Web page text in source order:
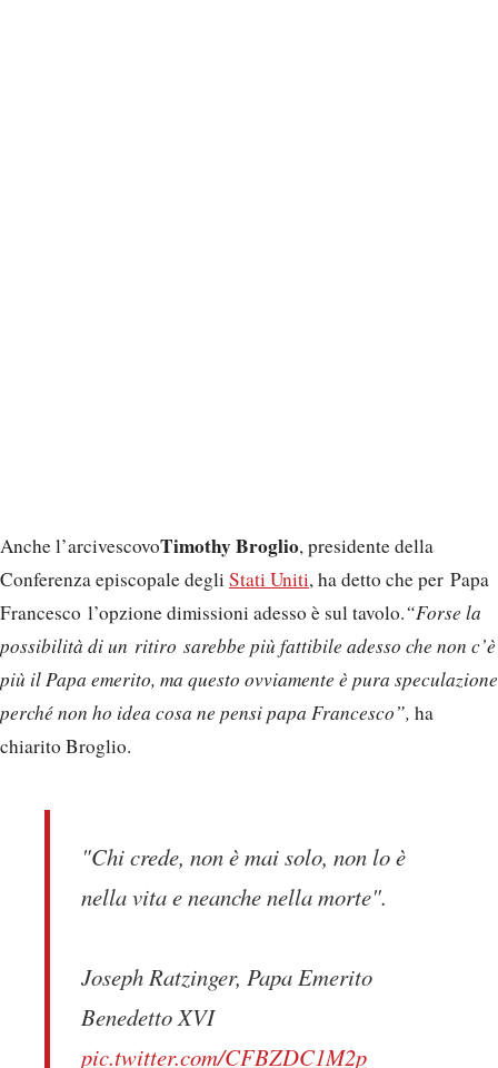
Anche l’arcivescovoTimothy Broglio, presidente della
Conferenza episcopale degli Stati Uniti, ha detto che per Papa
Francesco l’opzione dimissioni adesso è sul tavolo.“Forse la
possibilità di un ritiro sarebbe più fattibile adesso che non c’è
più il Papa emerito, ma questo ovviamente è pura speculazione
perché non ho idea cosa ne pensi papa Francesco”, ha
chiarito Broglio.
"Chi crede, non è mai solo, non lo è
nella vita e neanche nella morte".
Joseph Ratzinger, Papa Emerito
Benedetto XVI
pic.twitter.com/CFBZDC1M2p